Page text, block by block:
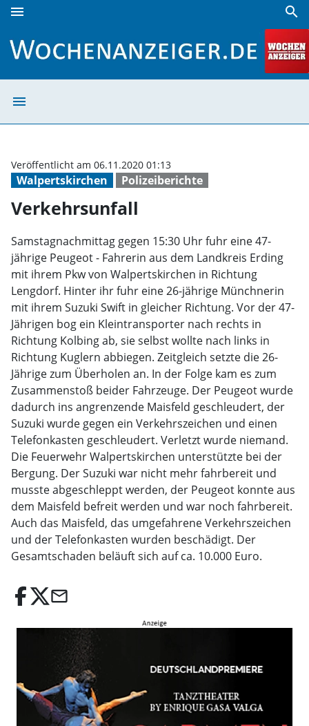
menu search
menu
Walpertskirchen Polizeiberichte
Veröffentlicht am 06.11.2020 01:13
Verkehrsunfall
Samstagnachmittag gegen 15:30 Uhr fuhr eine 47-
jährige Peugeot - Fahrerin aus dem Landkreis Erding
mit ihrem Pkw von Walpertskirchen in Richtung
Lengdorf. Hinter ihr fuhr eine 26-jährige Münchnerin
mit ihrem Suzuki Swift in gleicher Richtung. Vor der 47-
Jährigen bog ein Kleintransporter nach rechts in
Richtung Kolbing ab, sie selbst wollte nach links in
Richtung Kuglern abbiegen. Zeitgleich setzte die 26-
Jährige zum Überholen an. In der Folge kam es zum
Zusammenstoß beider Fahrzeuge. Der Peugeot wurde
dadurch ins angrenzende Maisfeld geschleudert, der
Suzuki wurde gegen ein Verkehrszeichen und einen
Telefonkasten geschleudert. Verletzt wurde niemand.
Die Feuerwehr Walpertskirchen unterstützte bei der
Bergung. Der Suzuki war nicht mehr fahrbereit und
musste abgeschleppt werden, der Peugeot konnte aus
dem Maisfeld befreit werden und war noch fahrbereit.
Auch das Maisfeld, das umgefahrene Verkehrszeichen
und der Telefonkasten wurden beschädigt. Der
Gesamtschaden beläuft sich auf ca. 10.000 Euro.
email